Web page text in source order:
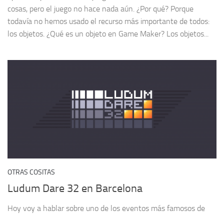
cosas, pero el juego no hace nada aún. ¿Por qué? Porque
todavía no hemos usado el recurso más importante de todos:
los objetos. ¿Qué es un objeto en Game Maker? Los objetos...
OTRAS COSITAS
Ludum Dare 32 en Barcelona
Hoy voy a hablar sobre uno de los eventos más famosos de